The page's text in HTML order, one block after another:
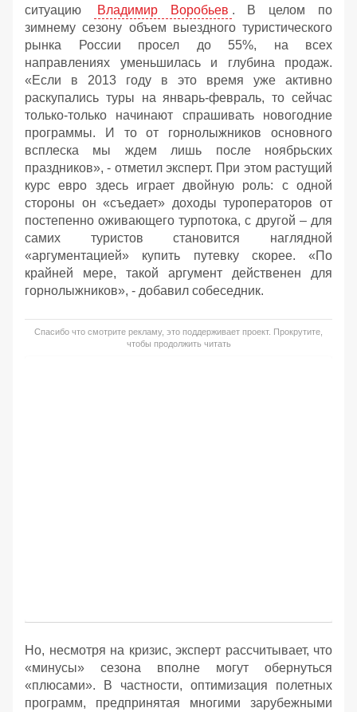
ситуацию
Владимир Воробьев . В целом по
зимнему сезону объем выездного туристического
рынка России просел до 55%, на всех
направлениях уменьшилась и глубина продаж.
«Если в 2013 году в это время уже активно
раскупались туры на январь-февраль, то сейчас
только-только начинают спрашивать новогодние
программы. И то от горнолыжников основного
всплеска мы ждем лишь после ноябрьских
праздников», - отметил эксперт. При этом растущий
курс евро здесь играет двойную роль: с одной
стороны он «съедает» доходы туроператоров от
постепенно оживающего турпотока, с другой – для
самих туристов становится наглядной
«аргументацией» купить путевку скорее. «По
крайней мере, такой аргумент действенен для
горнолыжников», - добавил собеседник.
Спасибо что смотрите рекламу, это поддерживает проект. Прокрутите,
чтобы продолжить читать
Но, несмотря на кризис, эксперт рассчитывает, что
«минусы» сезона вполне могут обернуться
«плюсами». В частности, оптимизация полетных
программ, предпринятая многими зарубежными